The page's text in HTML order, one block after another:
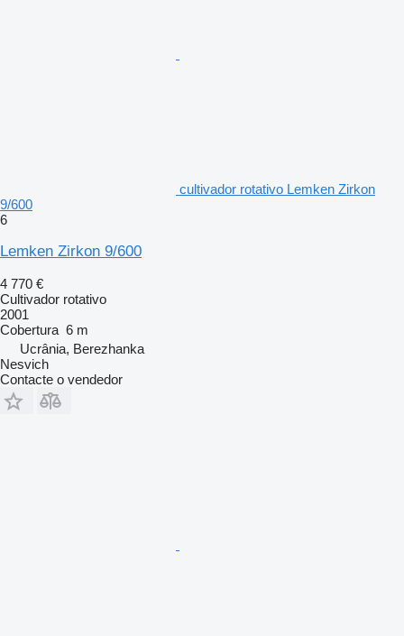
cultivador rotativo Lemken Zirkon
9/600
6
Lemken Zirkon 9/600
4 770 €
Cultivador rotativo
2001
Cobertura 6 m
Ucrânia, Berezhanka
Nesvich
Contacte o vendedor